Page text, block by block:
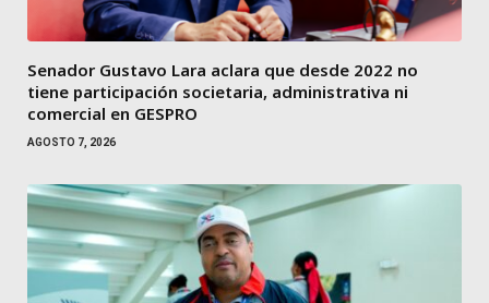
Senador Gustavo Lara aclara que desde 2022 no
tiene participación societaria, administrativa ni
comercial en GESPRO
AGOSTO 7, 2026